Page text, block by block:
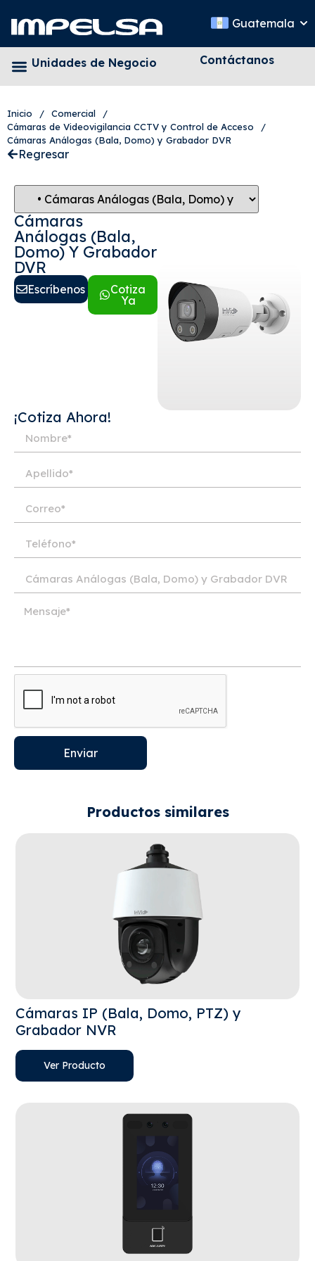
Guatemala
Unidades de Negocio Contáctanos
Inicio / Comercial
/
Cámaras de Videovigilancia CCTV y Control de Acceso
/
Cámaras Análogas (Bala, Domo) y Grabador DVR
Regresar
Cámaras
Análogas (Bala,
Domo) Y Grabador
DVR
Escríbenos
Cotiza
Ya
¡Cotiza Ahora!
Enviar
Productos similares
Cámaras IP (Bala, Domo, PTZ) y
Grabador NVR
Ver Producto